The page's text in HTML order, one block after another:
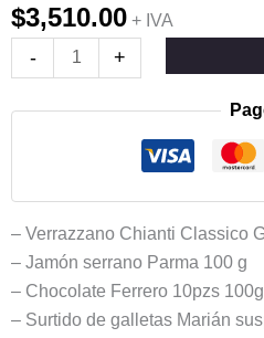
$3,510.00 + IVA
- +
– Verrazzano Chianti Classico
– Jamón serrano Parma 100 g
– Chocolate Ferrero 10pzs 100g
– Surtido de galletas Marián